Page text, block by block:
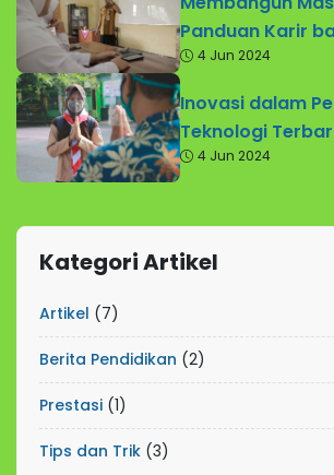
Panduan Karir
4 Jun 2024
Inovasi dalam
Teknologi
4 Jun 2024
Kategori Artikel
Artikel (7)
Berita Pendidikan (2)
Prestasi (1)
Tips dan Trik (3)